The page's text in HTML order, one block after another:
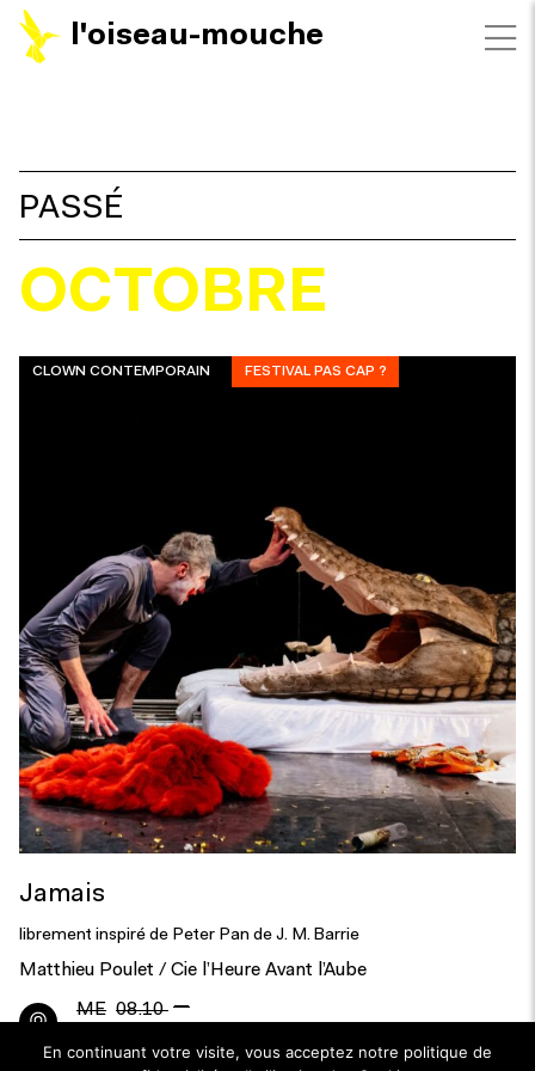
l'oiseau-mouche
FILTRES
PASSÉ
OCTOBRE
CLOWN CONTEMPORAIN FESTIVAL PAS CAP ?
Jamais
librement inspiré de Peter Pan de J. M. Barrie
Matthieu Poulet / Cie l’Heure Avant l’Aube
ME 08.10 —
En continuant votre visite, vous acceptez notre politique de